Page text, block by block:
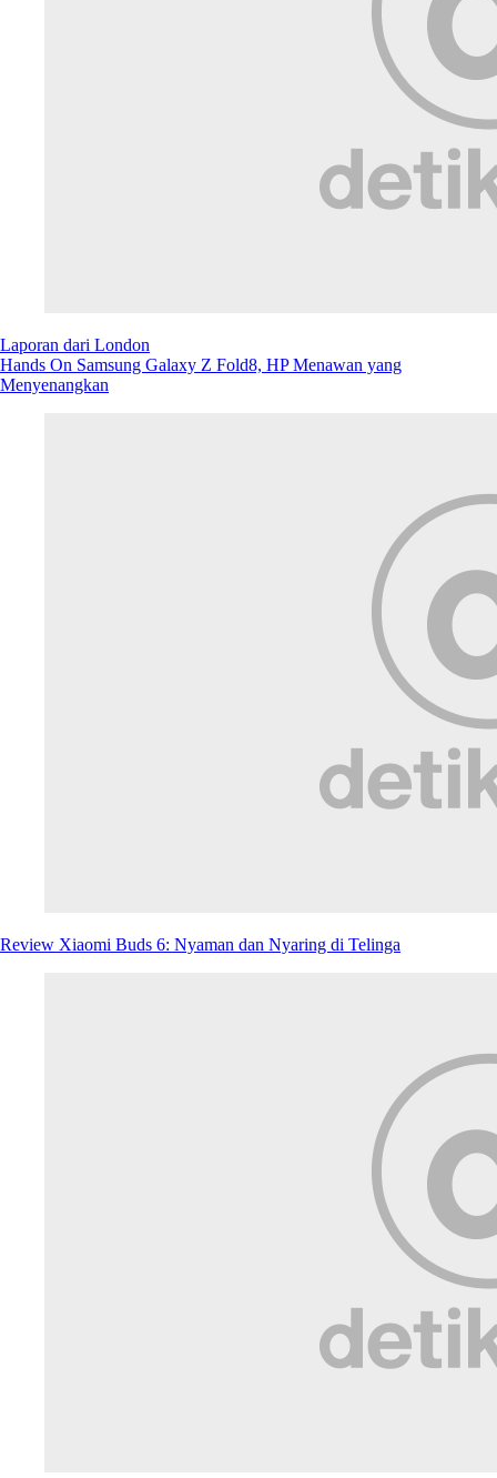
Laporan dari London
Hands On Samsung Galaxy Z Fold8, HP Menawan yang
Menyenangkan
Review Xiaomi Buds 6: Nyaman dan Nyaring di Telinga